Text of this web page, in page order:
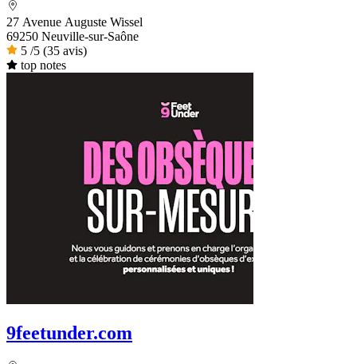
27 Avenue Auguste Wissel
69250 Neuville-sur-Saône
5 /5 (35 avis)
top notes
9feetunder.com